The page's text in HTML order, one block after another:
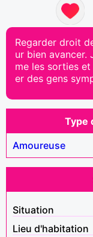
Regarder droit
ur bien avancer.
me les sorties
er des gens
Type
Amoureuse
Situation
Lieu d'habitation